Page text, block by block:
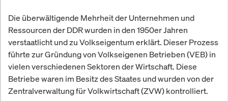
Die überwältigende Mehrheit der Unternehmen und
Ressourcen der DDR wurden in den 1950er Jahren
verstaatlicht und zu Volkseigentum erklärt. Dieser Prozess
führte zur Gründung von Volkseigenen Betrieben (VEB) in
vielen verschiedenen Sektoren der Wirtschaft. Diese
Betriebe waren im Besitz des Staates und wurden von der
Zentralverwaltung für Volkwirtschaft (ZVW) kontrolliert.